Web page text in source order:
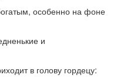
особенно на фоне
и
в голову гордецу: